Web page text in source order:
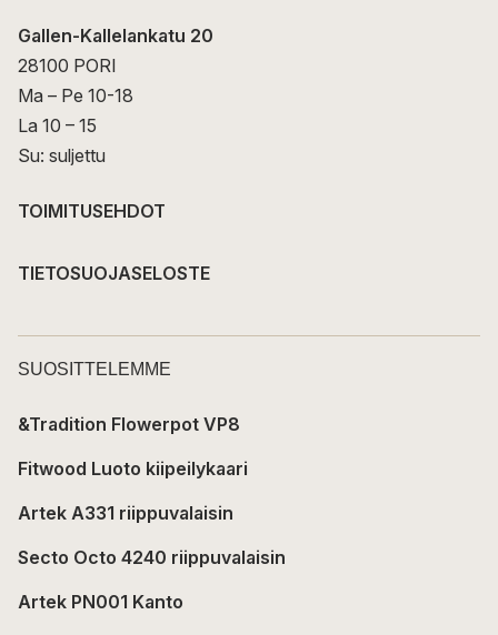
Gallen-Kallelankatu 20
28100 PORI
Ma – Pe 10-18
La 10 – 15
Su: suljettu
TOIMITUSEHDOT
TIETOSUOJASELOSTE
SUOSITTELEMME
&Tradition Flowerpot VP8
Fitwood Luoto kiipeilykaari
Artek A331 riippuvalaisin
Secto Octo 4240 riippuvalaisin
Artek PN001 Kanto